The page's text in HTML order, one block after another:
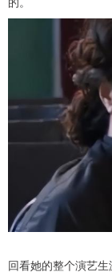
回看她的整个演艺